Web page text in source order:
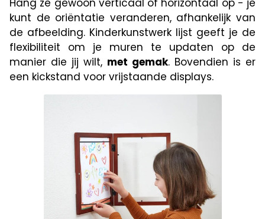
Hang ze gewoon verticaal of horizontaal op - je
kunt de oriëntatie veranderen, afhankelijk van
de afbeelding. Kinderkunstwerk lijst geeft je de
flexibiliteit om je muren te updaten op de
manier die jij wilt, met gemak. Bovendien is er
een kickstand voor vrijstaande displays.